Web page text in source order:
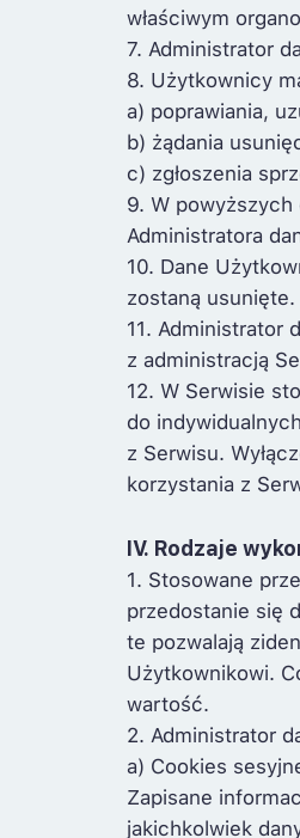
właściwym
7. Administrator
8. Użytkownicy
a) poprawiania,
b) żądania
c) zgłoszenia
9. W
Administratora
10. Dane
zostaną
11. Administrator
z administracją
12. W Serwisie
do
z Serwisu.
korzystania z
IV. Rodzaje
1. Stosowane
przedostanie się
te pozwalają
Użytkownikowi.
wartość.
2. Administrator
a) Cookies
Zapisane
jakichkolwiek